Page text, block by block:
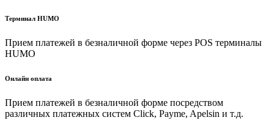
Терминал HUMO
Прием платежей в безналичной форме через POS терминалы
HUMO
Онлайн оплата
Прием платежей в безналичной форме посредством
различных платежных систем Click, Payme, Apelsin и т.д.